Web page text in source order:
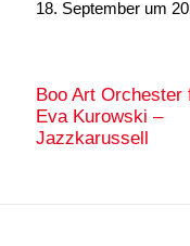
18. September um
Boo Art Orchester
Eva Kurowski –
Jazzkarussell